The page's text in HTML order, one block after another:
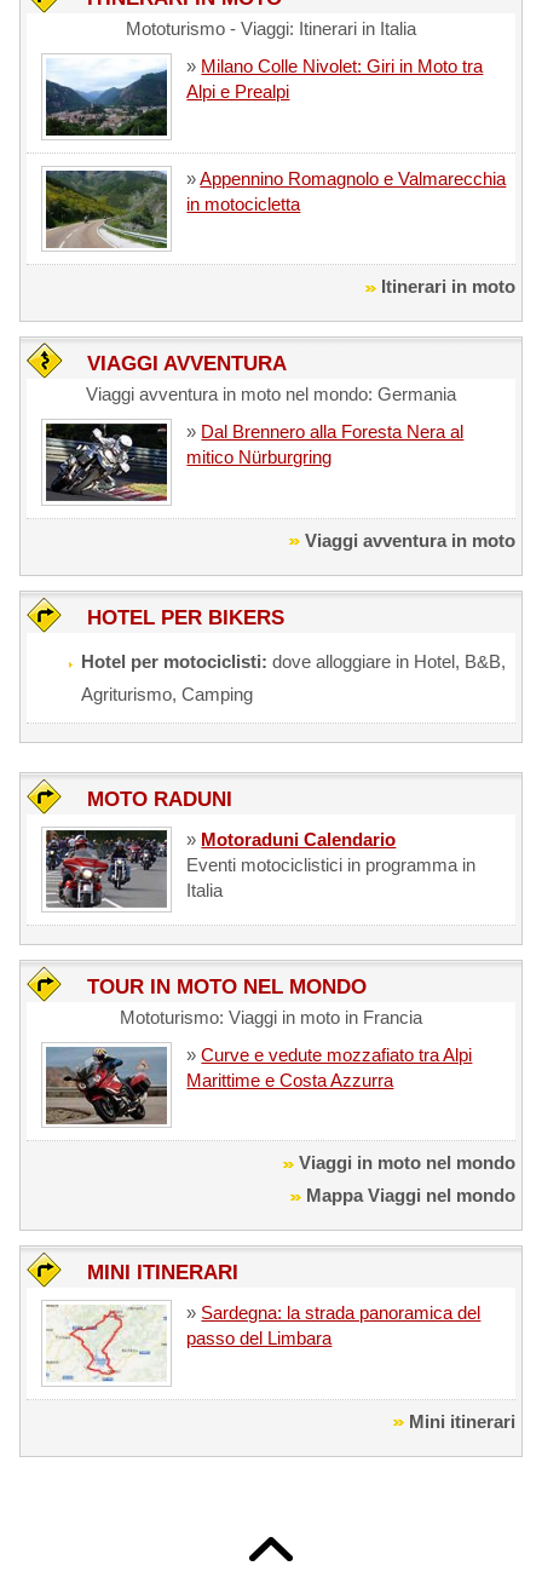
Mototurismo - Viaggi: Itinerari in Italia
» Milano Colle Nivolet: Giri in Moto tra
Alpi e Prealpi
»Appennino Romagnolo e Valmarecchia
in motocicletta
Itinerari in moto
VIAGGI AVVENTURA
Viaggi avventura in moto nel mondo: Germania
» Dal Brennero alla Foresta Nera al
mitico Nürburgring
Viaggi avventura in moto
HOTEL PER BIKERS
Hotel per motociclisti: dove alloggiare in Hotel, B&B,
Agriturismo, Camping
MOTO RADUNI
» Motoraduni Calendario
Eventi motociclistici in programma in
Italia
TOUR IN MOTO NEL MONDO
Mototurismo: Viaggi in moto in Francia
»Curve e vedute mozzafiato tra Alpi
Marittime e Costa Azzurra
Viaggi in moto nel mondo
Mappa Viaggi nel mondo
MINI ITINERARI
» Sardegna: la strada panoramica del
passo del Limbara
Mini itinerari